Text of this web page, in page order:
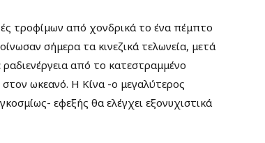
τροφίμων από χονδρικά το ένα πέμπτο
σήμερα τα κινεζικά τελωνεία, μετά
από το κατεστραμμένο
ωκεανό. Η Κίνα -ο μεγαλύτερος
εφεξής θα ελέγχει εξονυχιστικά